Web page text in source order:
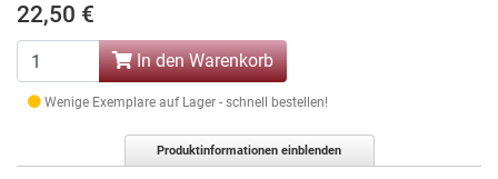
22,50 €
In den Warenkorb
Wenige Exemplare auf Lager - schnell bestellen!
Produktinformationen einblenden